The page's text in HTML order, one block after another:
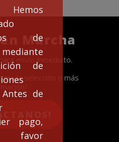
de
de
de
pago,
Marcha
envío inmediato.
la selección o más